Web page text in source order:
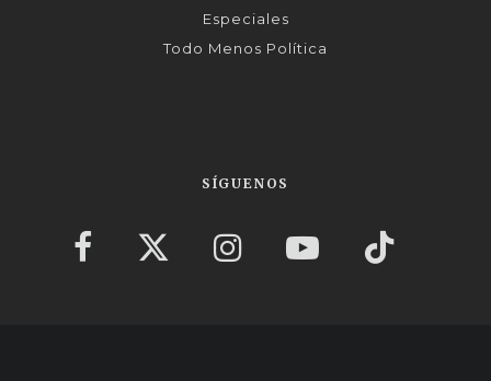
Especiales
Todo Menos Política
SÍGUENOS